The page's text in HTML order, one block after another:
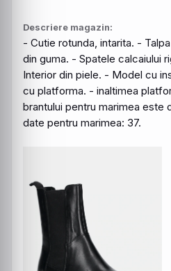
Descriere magazin:
- Cutie rotunda, intarita. -
din guma. - Spatele calcaiului
Interior din piele. - Model cu
cu platforma. - inaltimea
brantului pentru marimea este
date pentru marimea: 37.